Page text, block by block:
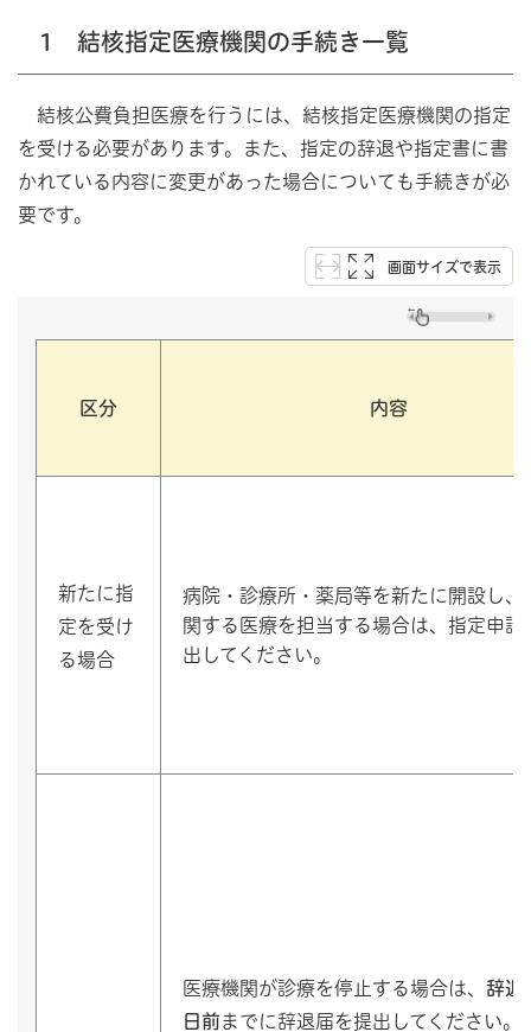
1 結核指定医療機関の手続き一覧
結核公費負担医療を行うには、結核指定医療機関の指定
を受ける必要があります。また、指定の辞退や指定書に書
かれている内容に変更があった場合についても手続きが必
要です。
画面サイズで表示
区分 内容
新たに指
定を受け
る場合
病院・診療所・薬局等を新たに開設し、
関する医療を担当する場合は、指定申請
出してください。
医療機関が診療を停止する場合は、 辞退
日前までに辞退届を提出してください。